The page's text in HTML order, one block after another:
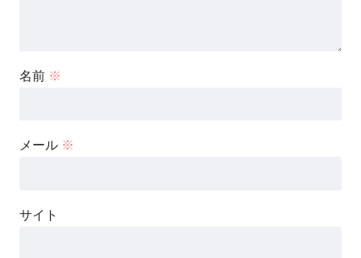
名前 ※
メール ※
サイト